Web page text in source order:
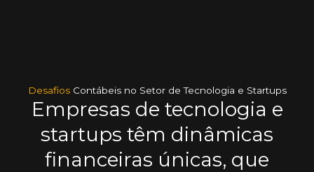
DesafiosContábeis no Setor de Tecnologia e Startups
Empresas de tecnologia e
startups têm dinâmicas
financeiras únicas, que